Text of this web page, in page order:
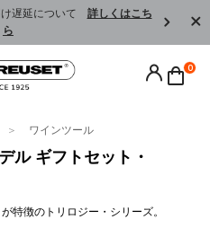
遅延について 詳しくはこち
ら
0
ワインツール
ル ギフトセット・
特徴のトリロジー・シリーズ。